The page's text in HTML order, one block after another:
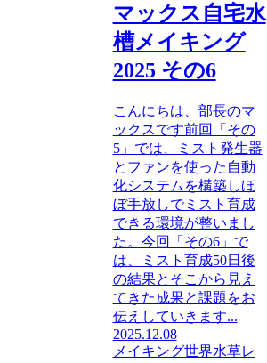
マックス自宅水
槽メイキング
2025 その6
こんにちは、部長のマ
ックスです前回「その
5」では、ミスト発生器
とファンを使った自動
化システムを構築しほ
ぼ手放しでミスト育成
できる環境が整いまし
た。今回「その6」で
は、ミスト育成50日後
の結果とそこから見え
てきた成果と課題をお
伝えしていきます...
2025.12.08
メイキング世界水草レ